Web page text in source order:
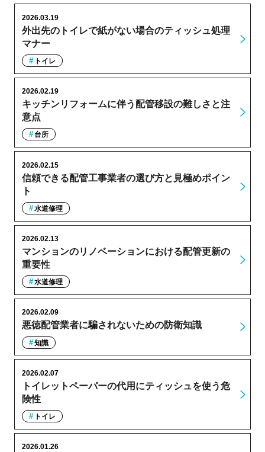
外出先のトイレで紙がない場合のティッシュ処理
マナー
2026.03.19
トイレ
キッチンリフォームに伴う配管移設の難しさと注
意点
2026.02.19
台所
信頼できる配管工事業者の選び方と見極めポイン
ト
2026.02.15
水道修理
マンションのリノベーションにおける配管更新の
重要性
2026.02.13
水道修理
悪徳配管業者に騙されないための防衛知識
2026.02.09
知識
トイレットペーパーの代用にティッシュを使う危
険性
2026.02.07
トイレ
2026.01.26